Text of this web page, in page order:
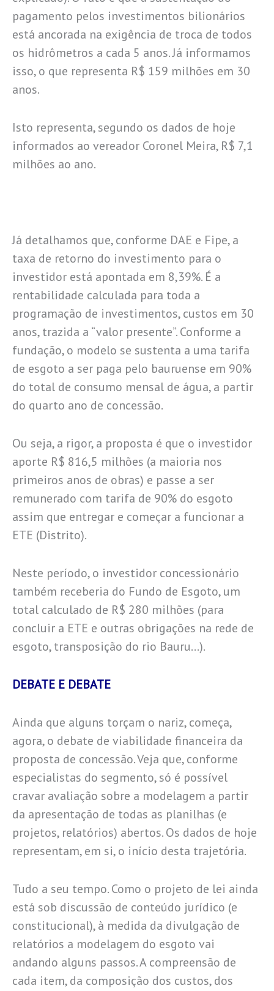
pagamento pelos investimentos bilionários
está ancorada na exigência de troca de todos
os hidrômetros a cada 5 anos. Já informamos
isso, o que representa R$ 159 milhões em 30
anos.
Isto representa, segundo os dados de hoje
informados ao vereador Coronel Meira, R$ 7,1
milhões ao ano.
Já detalhamos que, conforme DAE e Fipe, a
taxa de retorno do investimento para o
investidor está apontada em 8,39%. É a
rentabilidade calculada para toda a
programação de investimentos, custos em 30
anos, trazida a “valor presente”. Conforme a
fundação, o modelo se sustenta a uma tarifa
de esgoto a ser paga pelo bauruense em 90%
do total de consumo mensal de água, a partir
do quarto ano de concessão.
Ou seja, a rigor, a proposta é que o investidor
aporte R$ 816,5 milhões (a maioria nos
primeiros anos de obras) e passe a ser
remunerado com tarifa de 90% do esgoto
assim que entregar e começar a funcionar a
ETE (Distrito).
Neste período, o investidor concessionário
também receberia do Fundo de Esgoto, um
total calculado de R$ 280 milhões (para
concluir a ETE e outras obrigações na rede de
esgoto, transposição do rio Bauru…).
DEBATE E DEBATE
Ainda que alguns torçam o nariz, começa,
agora, o debate de viabilidade financeira da
proposta de concessão. Veja que, conforme
especialistas do segmento, só é possível
cravar avaliação sobre a modelagem a partir
da apresentação de todas as planilhas (e
projetos, relatórios) abertos. Os dados de hoje
representam, em si, o início desta trajetória.
Tudo a seu tempo. Como o projeto de lei ainda
está sob discussão de conteúdo jurídico (e
constitucional), à medida da divulgação de
relatórios a modelagem do esgoto vai
andando alguns passos. A compreensão de
cada item, da composição dos custos, dos